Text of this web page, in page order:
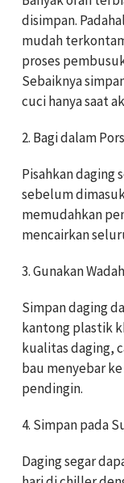
disimpan.
mudah
proses
Sebaiknya
cuci hanya saat
2. Bagi dalam
Pisahkan daging
sebelum
memudahkan
mencairkan
3. Gunakan
Simpan daging
kantong plastik
kualitas daging,
bau menyebar
pendingin.
4. Simpan pada
Daging segar